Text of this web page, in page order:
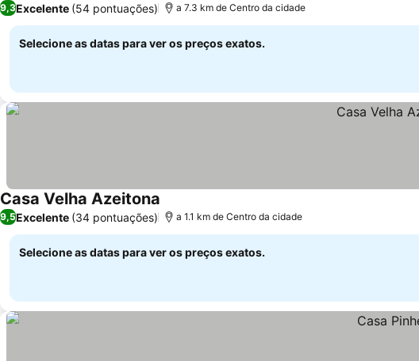
9,3Excelente (54 pontuações) a 7.3 km de Centro da cidade
Selecione as datas para ver os preços exatos.
Casa Velha Azeitona Ver preços
9,5Excelente (34 pontuações) a 1.1 km de Centro da cidade
Selecione as datas para ver os preços exatos.